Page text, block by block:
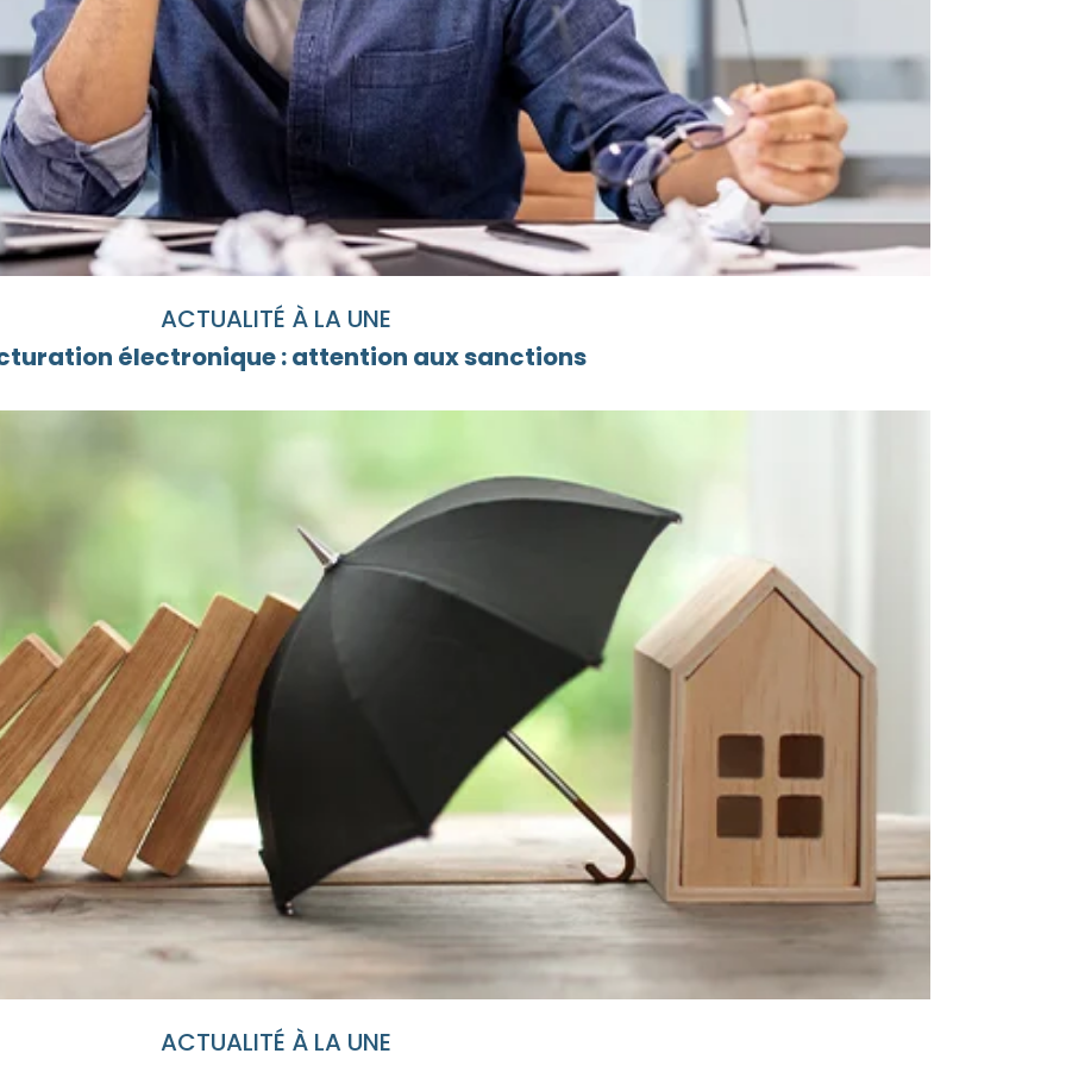
ACTUALITÉ À LA UNE
électronique : attention aux sanctions
ACTUALITÉ À LA UNE